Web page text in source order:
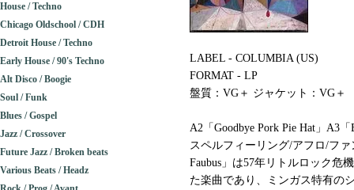
LABEL - COLUMBIA (US)
FORMAT - LP
盤質：VG＋ ジャケット：VG＋
A2「Goodbye Pork Pie Hat」A3
スペルフィーリング/アフロ/フ
Faubus」は57年リトルロック危
た楽曲であり、ミンガス特有の
House / Techno
Chicago Oldschool / CDH
Detroit House / Techno
Early House / 90's Techno
Alt Disco / Boogie
Soul / Funk
Blues / Gospel
Jazz / Crossover
Future Jazz / Broken beats
Various Beats / Headz